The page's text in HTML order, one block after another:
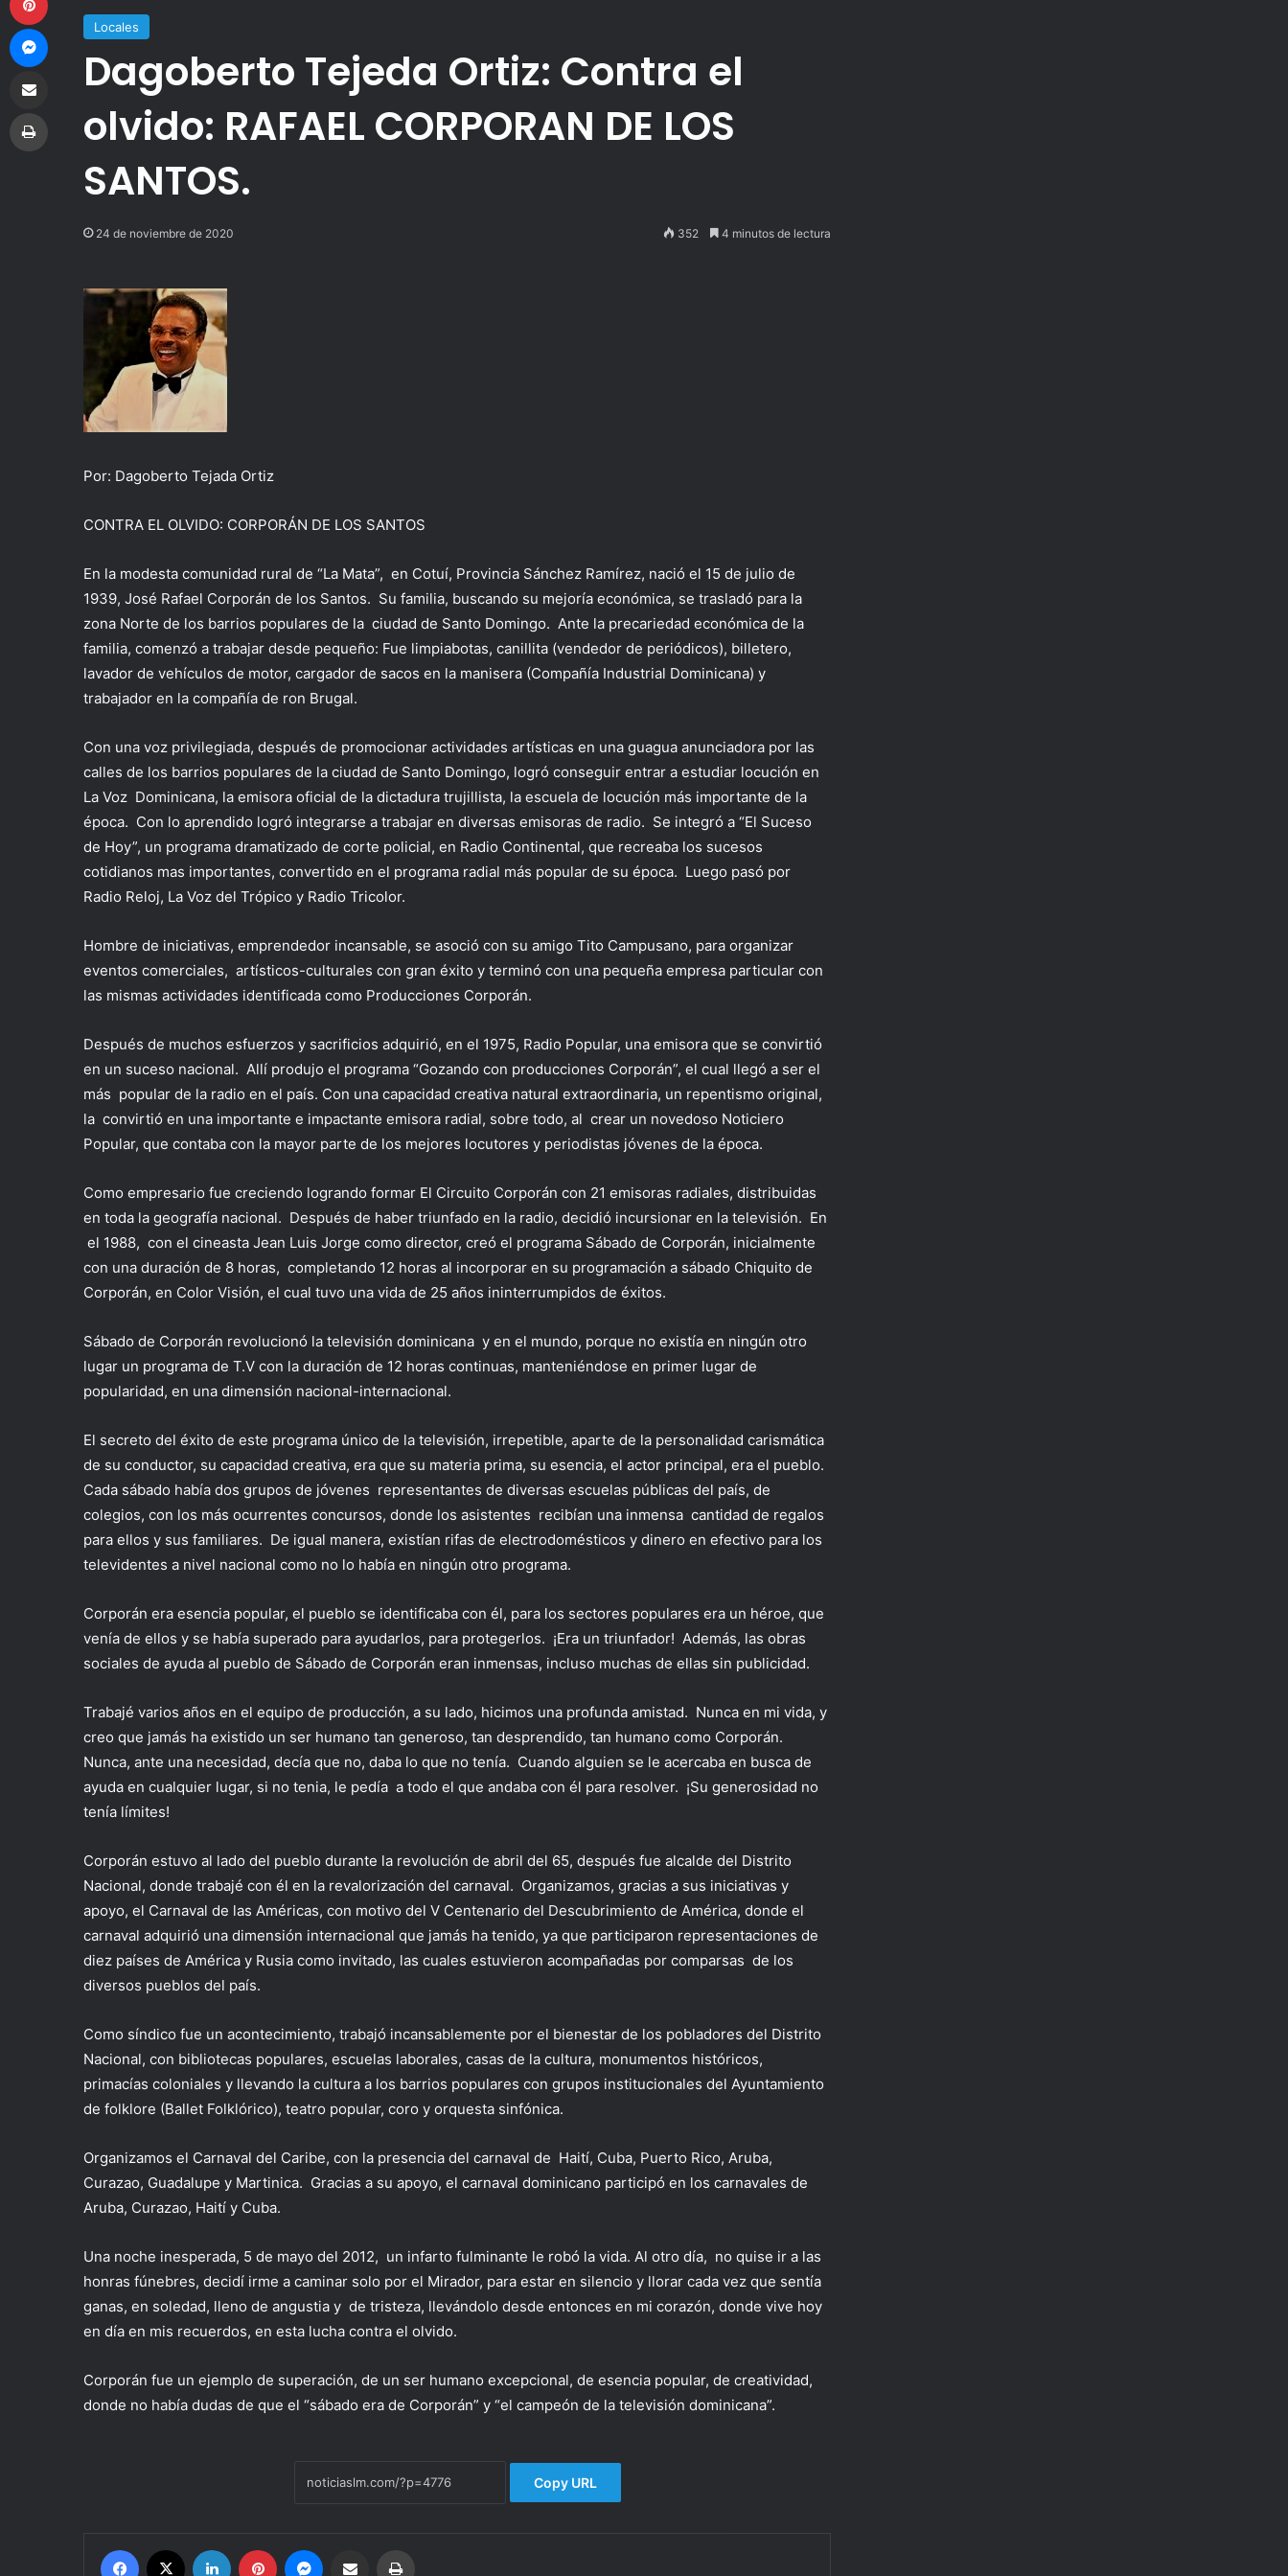
Locales
Dagoberto Tejeda Ortiz: Contra el
olvido: RAFAEL CORPORAN DE LOS
SANTOS.
24 de noviembre de 2020 352 4 minutos de lectura
Por: Dagoberto Tejada Ortiz
CONTRA EL OLVIDO: CORPORÁN DE LOS SANTOS
En la modesta comunidad rural de “La Mata”, en Cotuí, Provincia Sánchez Ramírez, nació el 15 de julio de
1939, José Rafael Corporán de los Santos. Su familia, buscando su mejoría económica, se trasladó para la
zona Norte de los barrios populares de la ciudad de Santo Domingo. Ante la precariedad económica de la
familia, comenzó a trabajar desde pequeño: Fue limpiabotas, canillita (vendedor de periódicos), billetero,
lavador de vehículos de motor, cargador de sacos en la manisera (Compañía Industrial Dominicana) y
trabajador en la compañía de ron Brugal.
Con una voz privilegiada, después de promocionar actividades artísticas en una guagua anunciadora por las
calles de los barrios populares de la ciudad de Santo Domingo, logró conseguir entrar a estudiar locución en
La Voz Dominicana, la emisora oficial de la dictadura trujillista, la escuela de locución más importante de la
época. Con lo aprendido logró integrarse a trabajar en diversas emisoras de radio. Se integró a “El Suceso
de Hoy”, un programa dramatizado de corte policial, en Radio Continental, que recreaba los sucesos
cotidianos mas importantes, convertido en el programa radial más popular de su época. Luego pasó por
Radio Reloj, La Voz del Trópico y Radio Tricolor.
Hombre de iniciativas, emprendedor incansable, se asoció con su amigo Tito Campusano, para organizar
eventos comerciales, artísticos-culturales con gran éxito y terminó con una pequeña empresa particular con
las mismas actividades identificada como Producciones Corporán.
Después de muchos esfuerzos y sacrificios adquirió, en el 1975, Radio Popular, una emisora que se convirtió
en un suceso nacional. Allí produjo el programa “Gozando con producciones Corporán”, el cual llegó a ser el
más popular de la radio en el país. Con una capacidad creativa natural extraordinaria, un repentismo original,
la convirtió en una importante e impactante emisora radial, sobre todo, al crear un novedoso Noticiero
Popular, que contaba con la mayor parte de los mejores locutores y periodistas jóvenes de la época.
Como empresario fue creciendo logrando formar El Circuito Corporán con 21 emisoras radiales, distribuidas
en toda la geografía nacional. Después de haber triunfado en la radio, decidió incursionar en la televisión. En
el 1988, con el cineasta Jean Luis Jorge como director, creó el programa Sábado de Corporán, inicialmente
con una duración de 8 horas, completando 12 horas al incorporar en su programación a sábado Chiquito de
Corporán, en Color Visión, el cual tuvo una vida de 25 años ininterrumpidos de éxitos.
Sábado de Corporán revolucionó la televisión dominicana y en el mundo, porque no existía en ningún otro
lugar un programa de T.V con la duración de 12 horas continuas, manteniéndose en primer lugar de
popularidad, en una dimensión nacional-internacional.
El secreto del éxito de este programa único de la televisión, irrepetible, aparte de la personalidad carismática
de su conductor, su capacidad creativa, era que su materia prima, su esencia, el actor principal, era el pueblo.
Cada sábado había dos grupos de jóvenes representantes de diversas escuelas públicas del país, de
colegios, con los más ocurrentes concursos, donde los asistentes recibían una inmensa cantidad de regalos
para ellos y sus familiares. De igual manera, existían rifas de electrodomésticos y dinero en efectivo para los
televidentes a nivel nacional como no lo había en ningún otro programa.
Corporán era esencia popular, el pueblo se identificaba con él, para los sectores populares era un héroe, que
venía de ellos y se había superado para ayudarlos, para protegerlos. ¡Era un triunfador! Además, las obras
sociales de ayuda al pueblo de Sábado de Corporán eran inmensas, incluso muchas de ellas sin publicidad.
Trabajé varios años en el equipo de producción, a su lado, hicimos una profunda amistad. Nunca en mi vida, y
creo que jamás ha existido un ser humano tan generoso, tan desprendido, tan humano como Corporán.
Nunca, ante una necesidad, decía que no, daba lo que no tenía. Cuando alguien se le acercaba en busca de
ayuda en cualquier lugar, si no tenia, le pedía a todo el que andaba con él para resolver. ¡Su generosidad no
tenía límites!
Corporán estuvo al lado del pueblo durante la revolución de abril del 65, después fue alcalde del Distrito
Nacional, donde trabajé con él en la revalorización del carnaval. Organizamos, gracias a sus iniciativas y
apoyo, el Carnaval de las Américas, con motivo del V Centenario del Descubrimiento de América, donde el
carnaval adquirió una dimensión internacional que jamás ha tenido, ya que participaron representaciones de
diez países de América y Rusia como invitado, las cuales estuvieron acompañadas por comparsas de los
diversos pueblos del país.
Como síndico fue un acontecimiento, trabajó incansablemente por el bienestar de los pobladores del Distrito
Nacional, con bibliotecas populares, escuelas laborales, casas de la cultura, monumentos históricos,
primacías coloniales y llevando la cultura a los barrios populares con grupos institucionales del Ayuntamiento
de folklore (Ballet Folklórico), teatro popular, coro y orquesta sinfónica.
Organizamos el Carnaval del Caribe, con la presencia del carnaval de Haití, Cuba, Puerto Rico, Aruba,
Curazao, Guadalupe y Martinica. Gracias a su apoyo, el carnaval dominicano participó en los carnavales de
Aruba, Curazao, Haití y Cuba.
Una noche inesperada, 5 de mayo del 2012, un infarto fulminante le robó la vida. Al otro día, no quise ir a las
honras fúnebres, decidí irme a caminar solo por el Mirador, para estar en silencio y llorar cada vez que sentía
ganas, en soledad, lleno de angustia y de tristeza, llevándolo desde entonces en mi corazón, donde vive hoy
en día en mis recuerdos, en esta lucha contra el olvido.
Corporán fue un ejemplo de superación, de un ser humano excepcional, de esencia popular, de creatividad,
donde no había dudas de que el “sábado era de Corporán” y “el campeón de la televisión dominicana”.
Copy URL
Facebook LinkedIn Pinterest MessengerCompartir por correo electrónico
Messenger
Compartir por correo electrónico